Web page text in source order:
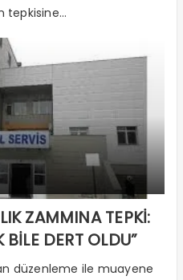
tepkisine...
ZAMMINA TEPKİ:
DERT OLDU”
düzenleme ile muayene